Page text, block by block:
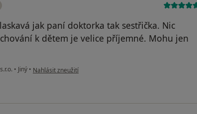
jak paní doktorka tak sestřička. Nic
k dětem je velice příjemné. Mohu jen
• Jiný • podle názoru uživatele Petra K
Nahlásit zneužití